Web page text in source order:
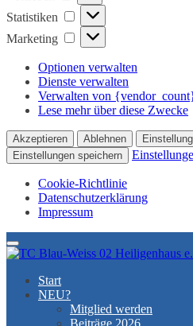
Statistiken Statistiken
Marketing Marketing
Optionen verwalten
Dienste verwalten
Verwalten von
Lese mehr über diese Zwecke
Akzeptieren Ablehnen
Einstellungen speichern
Cookie-Richtlinie
Datenschutzerklärung
Impressum
Menu
Start
NEU?
Mitglied werden